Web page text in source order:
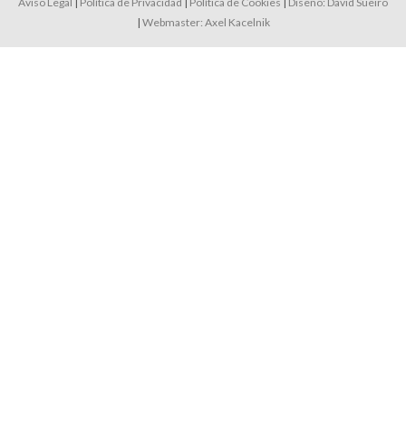
| Webmaster: Axel Kacelnik